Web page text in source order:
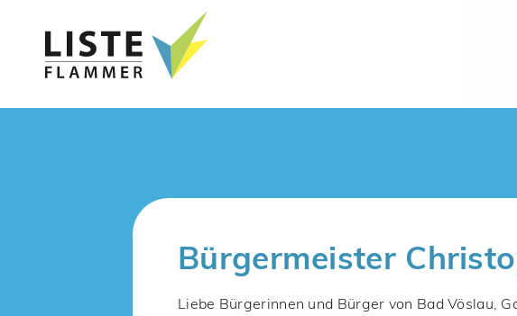
Bürgermeister
Liebe Bürgerinnen und Bürger von Bad Vöslau,